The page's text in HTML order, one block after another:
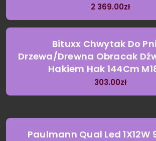
2 369.00zł
Bituxx Chwytak Do Pni
Drzewa/Drewna Obracak
Hakiem Hak 144Cm
303.00zł
Paulmann Qual Led 1X12W